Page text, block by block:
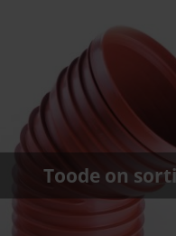
Toode on